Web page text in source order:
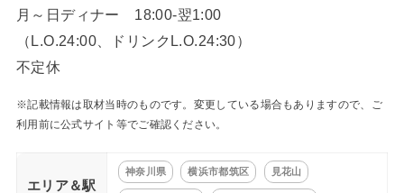
月～日ディナー 18:00-翌1:00
（L.O.24:00、ドリンクL.O.24:30）
不定休
※記載情報は取材当時のものです。変更している場合もありますので、ご
利用前に公式サイト等でご確認ください。
エリア＆駅
神奈川県 横浜市都筑区 見花山